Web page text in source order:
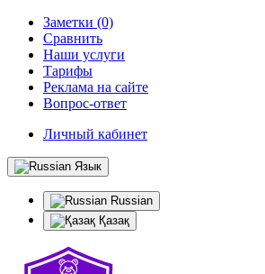
Заметки (0)
Сравнить
Наши услуги
Тарифы
Реклама на сайте
Вопрос-ответ
Личный кабинет
Язык
Russian
Қазақ